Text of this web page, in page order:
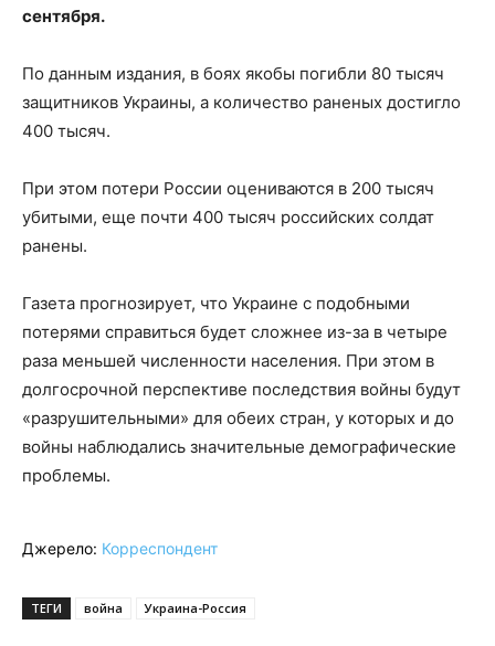
сентября.
По данным издания, в боях якобы погибли 80 тысяч
защитников Украины, а количество раненых достигло
400 тысяч.
При этом потери России оцениваются в 200 тысяч
убитыми, еще почти 400 тысяч российских солдат
ранены.
Газета прогнозирует, что Украине с подобными
потерями справиться будет сложнее из-за в четыре
раза меньшей численности населения. При этом в
долгосрочной перспективе последствия войны будут
«разрушительными» для обеих стран, у которых и до
войны наблюдались значительные демографические
проблемы.
Джерело: Корреспондент
ТЕГИ война Украина-Россия